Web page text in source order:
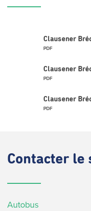
Clausener
PDF
Clausener
PDF
Clausener
PDF
Contacter le
Autobus